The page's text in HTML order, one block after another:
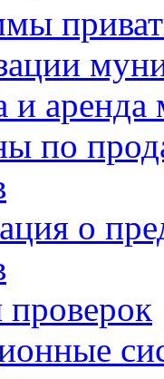
и аренда
по
о
проверок